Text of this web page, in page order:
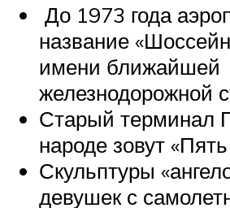
До 1973 года
название
имени ближайшей
железнодорожной
Старый терминал
народе зовут
Скульптуры
девушек с